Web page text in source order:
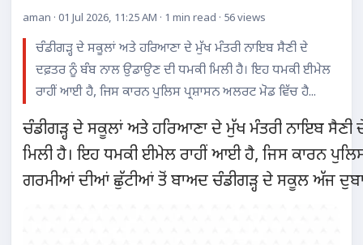
aman · 01 Jul 2026, 11:25 AM · 1 min read · 56 views
ਚੰਡੀਗੜ੍ਹ ਦੇ ਸਕੂਲਾਂ ਅਤੇ ਹਰਿਆਣਾ ਦੇ ਮੁੱਖ ਮੰਤਰੀ ਨਾਇਬ ਸੈਣੀ ਦੇ
ਦਫ਼ਤਰ ਨੂੰ ਬੰਬ ਨਾਲ ਉਡਾਉਣ ਦੀ ਧਮਕੀ ਮਿਲੀ ਹੈ। ਇਹ ਧਮਕੀ ਈਮੇਲ
ਰਾਹੀਂ ਆਈ ਹੈ, ਜਿਸ ਕਾਰਨ ਪੁਲਿਸ ਪ੍ਰਸ਼ਾਸਨ ਅਲਰਟ ਮੋਡ ਵਿੱਚ ਹੈ...
ਚੰਡੀਗੜ੍ਹ ਦੇ ਸਕੂਲਾਂ ਅਤੇ ਹਰਿਆਣਾ ਦੇ ਮੁੱਖ ਮੰਤਰੀ ਨਾਇਬ
ਮਿਲੀ ਹੈ। ਇਹ ਧਮਕੀ ਈਮੇਲ ਰਾਹੀਂ ਆਈ ਹੈ, ਜਿਸ ਕਾਰਨ
ਗਰਮੀਆਂ ਦੀਆਂ ਛੁੱਟੀਆਂ ਤੋਂ ਬਾਅਦ ਚੰਡੀਗੜ੍ਹ ਦੇ ਸਕੂਲ ਅੱਜ